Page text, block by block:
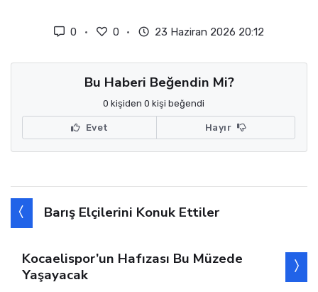
0 0 23 Haziran 2026 20:12
Bu Haberi Beğendin Mi?
0 kişiden 0 kişi beğendi
Evet Hayır
Barış Elçilerini Konuk Ettiler
Kocaelispor’un Hafızası Bu Müzede
Yaşayacak